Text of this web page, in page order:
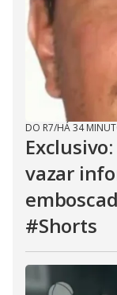
DO R7/HÁ 34
vazar
#Shorts